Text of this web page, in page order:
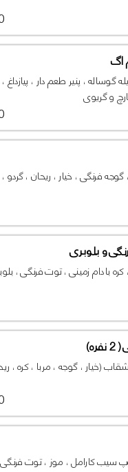
اگ
گوساله ، پنیر طعم دار ،
و گریوی
فرنگی ، خیار ، ریحان ، گردو ،
و بلوبری
بادام زمینی ، توت فرنگی ،
(خیار ، گوجه ، مربا ، کره ، ریحان ،
سیب کارامل ، موز ، توت فرنگی